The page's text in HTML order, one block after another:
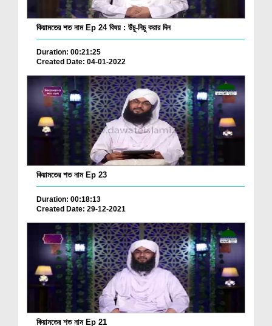
কিয়ামতের শত নাম Ep 24 বিষয় : উঁচু-নিচু করার দিন
Duration: 00:21:25
Created Date: 04-01-2022
কিয়ামতের শত নাম Ep 23
Duration: 00:18:13
Created Date: 29-12-2021
কিয়ামতের শত নাম Ep 21